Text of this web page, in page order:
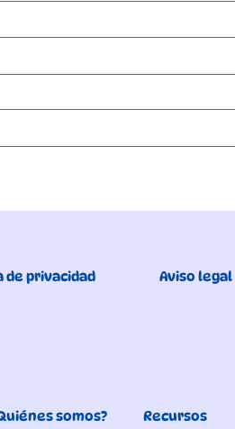
de privacidad Aviso legal
somos? Recursos